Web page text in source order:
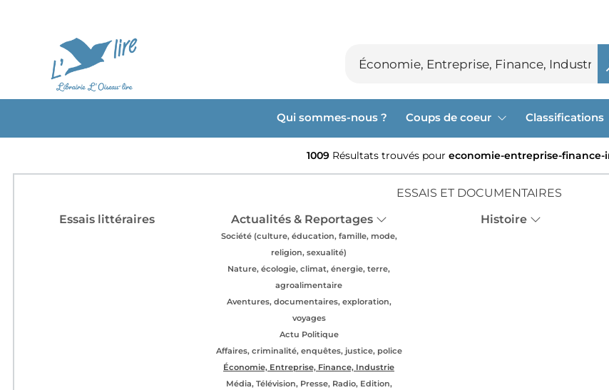
Qui sommes-nous ? Coups de coeur Classifications
1009 Résultats trouvés pour economie-entreprise-
ESSAIS ET DOCUMENTAIRES
Essais littéraires
Actualités & Reportages
Société (culture, éducation, famille, mode,
religion, sexualité)
Nature, écologie, climat, énergie, terre,
agroalimentaire
Aventures, documentaires, exploration,
voyages
Actu Politique
Affaires, criminalité, enquêtes, justice, police
Économie, Entreprise, Finance, Industrie
Média, Télévision, Presse, Radio, Edition,
Histoire